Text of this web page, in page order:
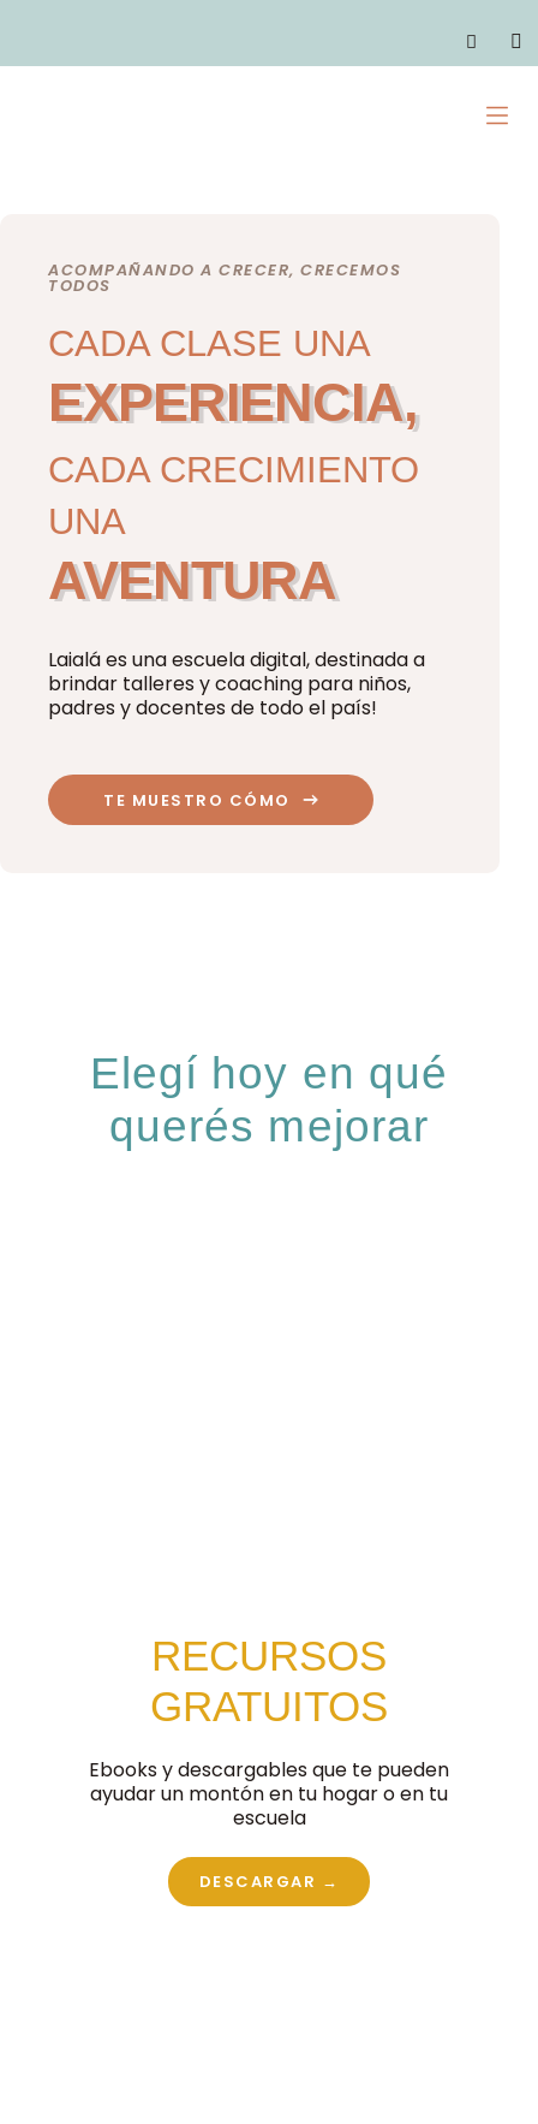
contenido
ACOMPAÑANDO A CRECER, CRECEMOS
TODOS
CADA CLASE UNA
EXPERIENCIA,
CADA CRECIMIENTO
UNA
AVENTURA
Laialá es una escuela digital, destinada a
brindar talleres y coaching para niños,
padres y docentes de todo el país!
TE MUESTRO CÓMO
Elegí hoy en qué
querés mejorar
RECURSOS
GRATUITOS
Ebooks y descargables que te pueden
ayudar un montón en tu hogar o en tu
escuela
DESCARGAR →